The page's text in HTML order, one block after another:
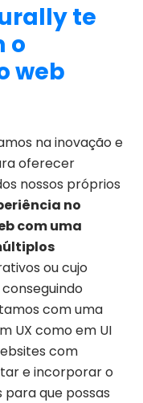
te
o
web
na inovação e
oferecer
nossos próprios
no
com uma
ou cujo
com uma
UX como em UI
com
e incorporar o
que possas